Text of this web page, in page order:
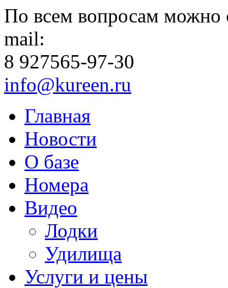
По всем вопросам можно
mail:
8 927565-97-30
info@kureen.ru
Главная
Новости
О базе
Номера
Видео
Лодки
Удилища
Услуги и цены